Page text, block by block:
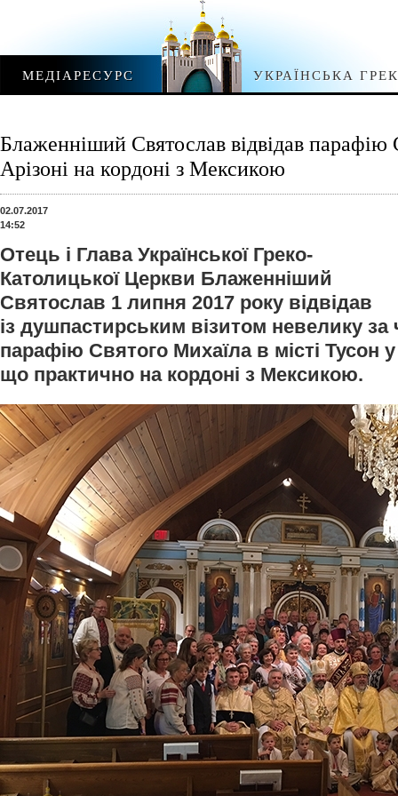
МЕДІАРЕСУРС УКРАЇНСЬКА
Блаженніший Святослав відвідав парафію
Арізоні на кордоні з Мексикою
02.07.2017
14:52
Отець і Глава Української Греко-
Католицької Церкви Блаженніший
Святослав 1 липня 2017 року відвідав
із душпастирським візитом невелику за
парафію Святого Михаїла в місті Тусон у
що практично на кордоні з Мексикою.